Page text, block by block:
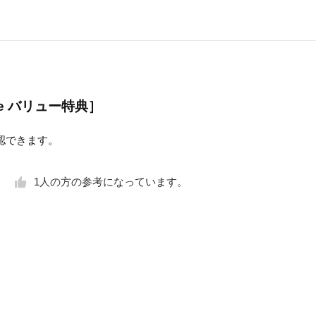
リュー特典］
きます。
1 人の方の参考になっています。